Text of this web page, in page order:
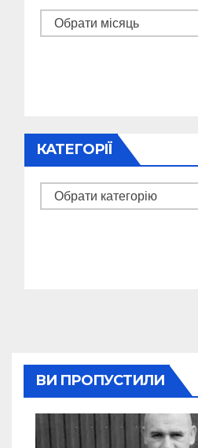
Архіви
КАТЕГОРІЇ
Категорії
ВИ ПРОПУСТИЛИ